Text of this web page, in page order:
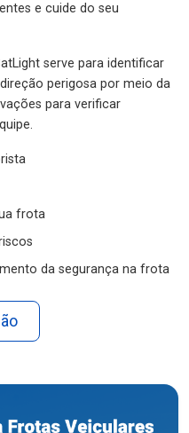
e cuide do seu
serve para identificar
perigosa por meio da
para verificar
frota
da segurança na frota